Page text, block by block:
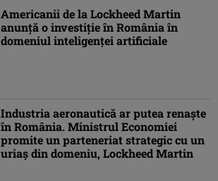
Americanii de la Lockheed Martin
anunţă o investiţie în România în
domeniul inteligenţei artificiale
Industria aeronautică ar putea renaște
în România. Ministrul Economiei
promite un parteneriat strategic cu un
uriaș din domeniu, Lockheed Martin